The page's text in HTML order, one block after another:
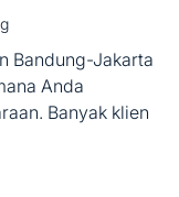
Bandung-Jakarta
Anda
Banyak klien